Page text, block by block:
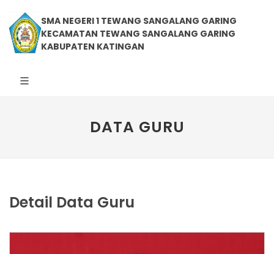
SMA NEGERI 1 TEWANG SANGALANG GARING
KECAMATAN TEWANG SANGALANG GARING
KABUPATEN KATINGAN
DATA GURU
Detail Data Guru